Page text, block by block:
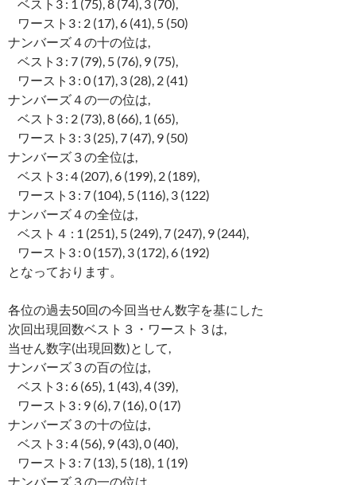
ベスト3 : 1 (75), 8 (74), 3 (70),
ワースト3 : 2 (17), 6 (41), 5 (50)
ナンバーズ４の十の位は,
ベスト3 : 7 (79), 5 (76), 9 (75),
ワースト3 : 0 (17), 3 (28), 2 (41)
ナンバーズ４の一の位は,
ベスト3 : 2 (73), 8 (66), 1 (65),
ワースト3 : 3 (25), 7 (47), 9 (50)
ナンバーズ３の全位は,
ベスト3 : 4 (207), 6 (199), 2 (189),
ワースト3 : 7 (104), 5 (116), 3 (122)
ナンバーズ４の全位は,
ベスト４ : 1 (251), 5 (249), 7 (247), 9 (244),
ワースト3 : 0 (157), 3 (172), 6 (192)
となっております。
各位の過去50回の今回当せん数字を基にした
次回出現回数ベスト３・ワースト３は,
当せん数字(出現回数)として,
ナンバーズ３の百の位は,
ベスト3 : 6 (65), 1 (43), 4 (39),
ワースト3 : 9 (6), 7 (16), 0 (17)
ナンバーズ３の十の位は,
ベスト3 : 4 (56), 9 (43), 0 (40),
ワースト3 : 7 (13), 5 (18), 1 (19)
ナンバーズ３の一の位は,